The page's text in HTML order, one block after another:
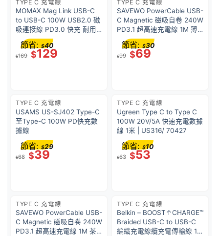
TYPE C 充電線
MOMAX Mag Link USB-C
to USB-C 100W USB2.0 磁
吸連接線 PD3.0 快充 耐用
不斷線 自動捲線 DC36L
$169 $129
節省: $40
TYPE C 充電線
SAVEWO PowerCable USB-
C Magnetic 磁吸自卷 240W
PD3.1 超高速充電線 1M 薄
$99 $69
節省: $30
TYPE C 充電線
USAMS US-SJ402 Type-C
至Type-C 100W PD快充數
據線
$68 $39
節省: $29
TYPE C 充電線
Ugreen Type C to Type C
100W 20V/5A 快速充電數據
線 1米 | US316/ 70427
$63 $53
節省: $10
TYPE C 充電線
SAVEWO PowerCable USB-
C Magnetic 磁吸自卷 240W
PD3.1 超高速充電線 1M 茶
TYPE C 充電線
Belkin – BOOST↑CHARGE™
Braided USB-C to USB-C
編織充電線纜充電傳輸線 1